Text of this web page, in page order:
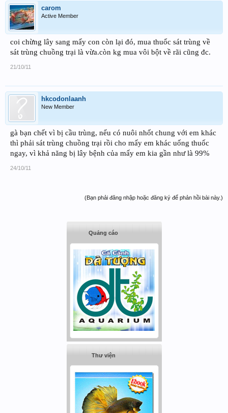
carom
Active Member
coi chừng lây sang mấy con còn lại đó, mua thuốc sát trùng về
sát trùng chuồng trại là vừa.còn kg mua vôi bột về rãi cũng đc.
21/10/11
hkcodonlaanh
New Member
gà bạn chết vì bị cầu trùng, nếu có nuôi nhốt chung với em khác
thì phải sát trùng chuồng trại rồi cho mấy em khác uống thuốc
ngay, vì khả năng bị lây bệnh của mấy em kia gần như là 99%
24/10/11
(Bạn phải đăng nhập hoặc đăng ký để phản hồi bài này.)
Quảng cáo
Thư viện